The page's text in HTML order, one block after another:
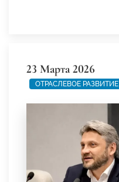
23 Марта 2026
ОТРАСЛЕВОЕ РАЗВИТИЕ